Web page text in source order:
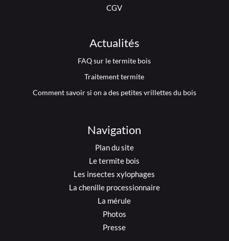
CGV
Actualités
FAQ sur le termite bois
Traitement termite
Comment savoir si on a des petites vrillettes du bois
Navigation
Plan du site
Le termite bois
Les insectes xylophages
La chenille processionnaire
La mérule
Photos
Presse